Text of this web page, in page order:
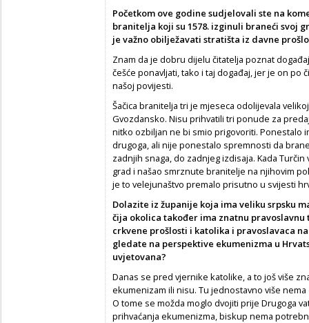
Početkom ove godine sudjelovali ste na
branitelja koji su 1578. izginuli braneći svoj
je važno obilježavati stratišta iz davne
Znam da je dobru dijelu čitatelja poznat
češće ponavljati, tako i taj događaj, jer je on po
našoj povijesti.
Šačica branitelja tri je mjeseca odolijevala
Gvozdansko. Nisu prihvatili tri ponude za
nitko ozbiljan ne bi smio prigovoriti. Ponestalo
drugoga, ali nije ponestalo spremnosti da
zadnjih snaga, do zadnjeg izdisaja. Kada
grad i našao smrznute branitelje na njihovim
je to velejunaštvo premalo prisutno u svijesti
Dolazite iz županije koja ima veliku srpsku
čija okolica također ima znatnu
crkvene prošlosti i katolika i pravoslavaca
gledate na perspektive ekumenizma u
uvjetovana?
Danas se pred vjernike katolike, a to još više
ekumenizam ili nisu. Tu jednostavno više
O tome se možda moglo dvojiti prije Drugoga
prihvaćanja ekumenizma, biskup nema